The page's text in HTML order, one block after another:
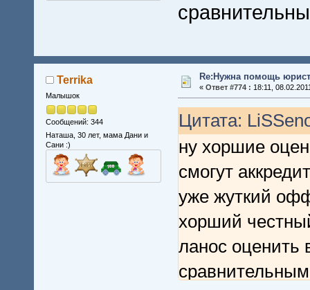
Terrika
Малышок
Сообщений: 344
Наташа, 30 лет, мама Дани и
Сани :)
Re:Нужна помощь
« Ответ #774 : 18:11,
Цитата:
ну хоршие
смогут
уже жуткий
хорший
ланос оценить